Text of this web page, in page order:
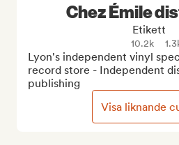
Chez Émile
Etikett
10.2k
Lyon's independent vinyl
record store - Independent
publishing
Visa liknande